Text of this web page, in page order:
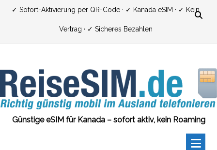
Zum✓ Sofort-Aktivierung per QR-Code · ✓ Kanada eSIM · ✓ Kein
Vertrag · ✓ Sicheres Bezahlen
Günstige eSIM für Kanada – sofort aktiv, kein Roaming